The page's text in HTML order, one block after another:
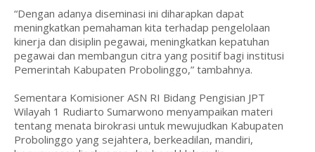
“Dengan adanya diseminasi ini diharapkan dapat
meningkatkan pemahaman kita terhadap pengelolaan
kinerja dan disiplin pegawai, meningkatkan kepatuhan
pegawai dan membangun citra yang positif bagi institusi
Pemerintah Kabupaten Probolinggo,” tambahnya.
Sementara Komisioner ASN RI Bidang Pengisian JPT
Wilayah 1 Rudiarto Sumarwono menyampaikan materi
tentang menata birokrasi untuk mewujudkan Kabupaten
Probolinggo yang sejahtera, berkeadilan, mandiri,